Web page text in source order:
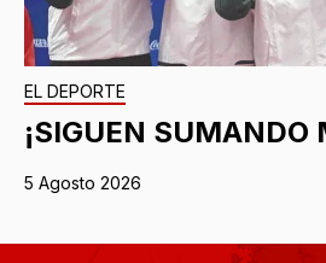
EL DEPORTE
¡SIGUEN SUMANDO
5 Agosto 2026